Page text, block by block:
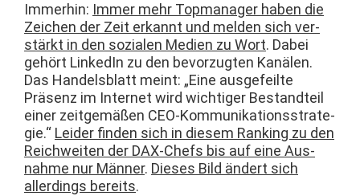
Immer­hin: Immer mehr Top­man­ag­er haben die
Zeichen der Zeit erkan­nt und melden sich ver­
stärkt in den sozialen Medi­en zu Wort. Dabei
gehört LinkedIn zu den bevorzugten Kanälen.
Das Han­dels­blatt meint: „Eine aus­ge­feilte
Präsenz im Inter­net wird wichtiger Bestandteil
ein­er zeit­gemäßen CEO-Kom­mu­nika­tion­sstrate­
gie.“ Lei­der find­en sich in diesem Rank­ing zu den
Reich­weit­en der DAX-Chefs bis auf eine Aus­
nahme nur Män­ner. Dieses Bild ändert sich
allerd­ings bere­its.